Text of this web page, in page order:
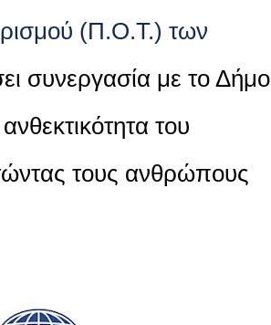
(Π.Ο.Τ.) των
συνεργασία με το Δήμο
του
τους ανθρώπους